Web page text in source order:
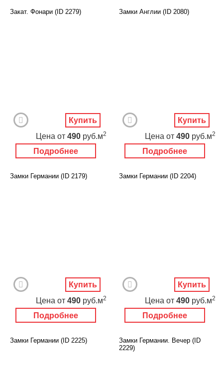
Ангелы
Нежность
Закат. Фонари (ID 2279)
Подробнее
Цена от 490 руб.м2
Купить
Замки Англии (ID 2080)
Подробнее
Цена от 490 руб.м2
Купить
Замки Германии (ID 2179)
Подробнее
Цена от 490 руб.м2
Купить
Замки Германии (ID 2204)
Подробнее
Цена от 490 руб.м2
Купить
Замки Германии (ID 2225)
Замки Германии. Вечер (ID
2229)